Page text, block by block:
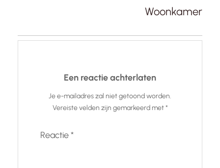
Woonkamer
Een reactie achterlaten
Je e-mailadres zal niet getoond worden.
Vereiste velden zijn gemarkeerd met*
Reactie*